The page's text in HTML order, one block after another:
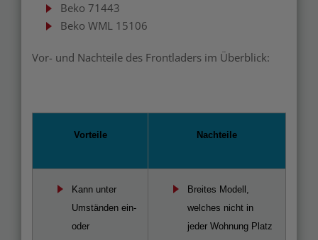
Beko 71443
Beko WML 15106
Vor- und Nachteile des Frontladers im Überblick:
Vorteile Nachteile
Kann unter
Umständen ein-
oder
Breites Modell,
welches nicht in
jeder Wohnung Platz